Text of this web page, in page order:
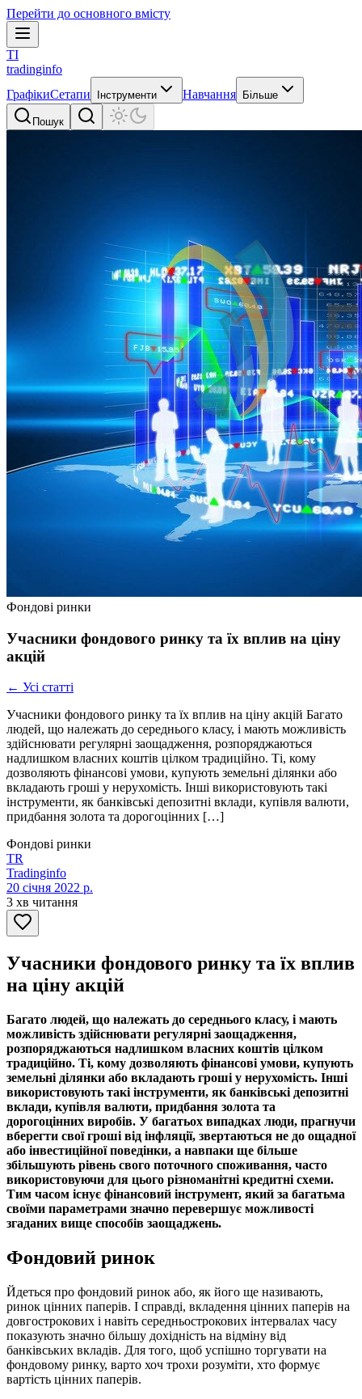
Перейти до основного вмісту
TI
tradinginfo
ГрафікиСетапи Інструменти Навчання Більше
Пошук
Фондові ринки
Учасники фондового ринку та їх вплив на ціну
акцій
← Усі статті
Учасники фондового ринку та їх вплив на ціну акцій Багато
людей, що належать до середнього класу, і мають можливість
здійснювати регулярні заощадження, розпоряджаються
надлишком власних коштів цілком традиційно. Ті, кому
дозволяють фінансові умови, купують земельні ділянки або
вкладають гроші у нерухомість. Інші використовують такі
інструменти, як банківські депозитні вклади, купівля валюти,
придбання золота та дорогоцінних […]
Фондові ринки
TR
Tradinginfo
20 січня 2022 р.
3 хв читання
Учасники фондового ринку та їх вплив
на ціну акцій
Багато людей, що належать до середнього класу, і мають
можливість здійснювати регулярні заощадження,
розпоряджаються надлишком власних коштів цілком
традиційно. Ті, кому дозволяють фінансові умови, купують
земельні ділянки або вкладають гроші у нерухомість. Інші
використовують такі інструменти, як банківські депозитні
вклади, купівля валюти, придбання золота та
дорогоцінних виробів. У багатьох випадках люди, прагнучи
вберегти свої гроші від інфляції, звертаються не до ощадної
або інвестиційної поведінки, а навпаки ще більше
збільшують рівень свого поточного споживання, часто
використовуючи для цього різноманітні кредитні схеми.
Тим часом існує фінансовий інструмент, який за багатьма
своїми параметрами значно перевершує можливості
згаданих вище способів заощаджень.
Фондовий ринок
Йдеться про фондовий ринок або, як його ще називають,
ринок цінних паперів. І справді, вкладення цінних паперів на
довгострокових і навіть середньострокових інтервалах часу
показують значно більшу дохідність на відміну від
банківських вкладів. Для того, щоб успішно торгувати на
фондовому ринку, варто хоч трохи розуміти, хто формує
вартість цінних паперів.